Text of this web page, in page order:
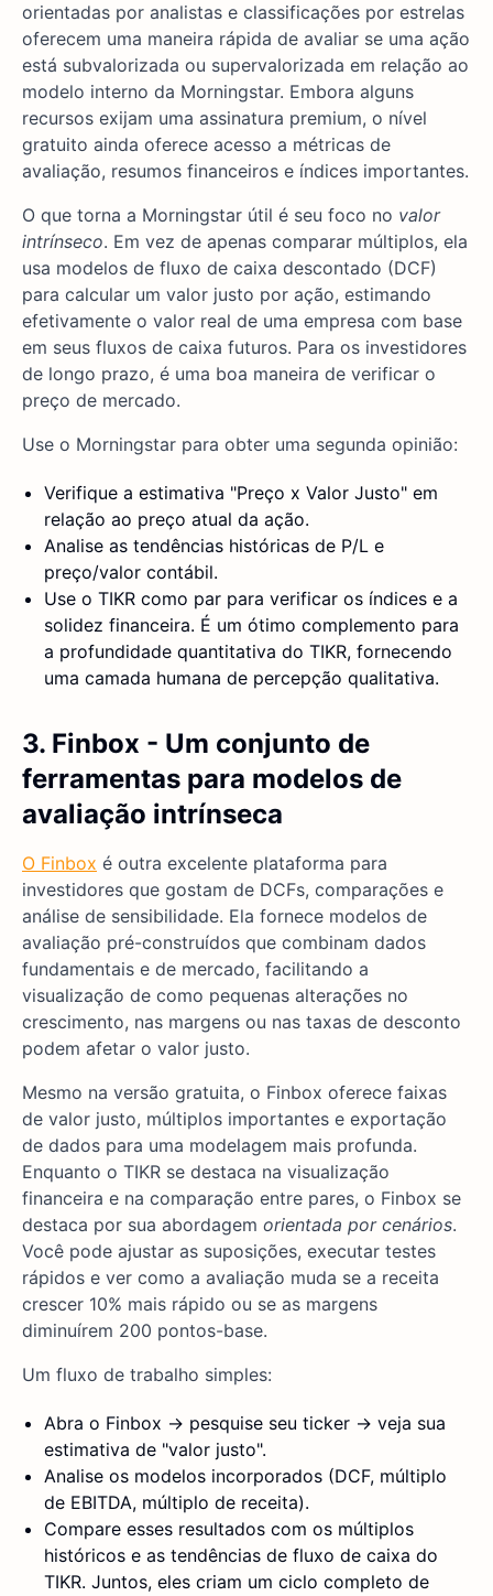
orientadas por analistas e classificações por estrelas
oferecem uma maneira rápida de avaliar se uma ação
está subvalorizada ou supervalorizada em relação ao
modelo interno da Morningstar. Embora alguns
recursos exijam uma assinatura premium, o nível
gratuito ainda oferece acesso a métricas de
avaliação, resumos financeiros e índices importantes.
O que torna a Morningstar útil é seu foco no valor
intrínseco. Em vez de apenas comparar múltiplos, ela
usa modelos de fluxo de caixa descontado (DCF)
para calcular um valor justo por ação, estimando
efetivamente o valor real de uma empresa com base
em seus fluxos de caixa futuros. Para os investidores
de longo prazo, é uma boa maneira de verificar o
preço de mercado.
Use o Morningstar para obter uma segunda opinião:
Verifique a estimativa "Preço x Valor Justo" em
relação ao preço atual da ação.
Analise as tendências históricas de P/L e
preço/valor contábil.
Use o TIKR como par para verificar os índices e a
solidez financeira. É um ótimo complemento para
a profundidade quantitativa do TIKR, fornecendo
uma camada humana de percepção qualitativa.
3. Finbox - Um conjunto de
ferramentas para modelos de
avaliação intrínseca
O Finbox é outra excelente plataforma para
investidores que gostam de DCFs, comparações e
análise de sensibilidade. Ela fornece modelos de
avaliação pré-construídos que combinam dados
fundamentais e de mercado, facilitando a
visualização de como pequenas alterações no
crescimento, nas margens ou nas taxas de desconto
podem afetar o valor justo.
Mesmo na versão gratuita, o Finbox oferece faixas
de valor justo, múltiplos importantes e exportação
de dados para uma modelagem mais profunda.
Enquanto o TIKR se destaca na visualização
financeira e na comparação entre pares, o Finbox se
destaca por sua abordagem orientada por cenários.
Você pode ajustar as suposições, executar testes
rápidos e ver como a avaliação muda se a receita
crescer 10% mais rápido ou se as margens
diminuírem 200 pontos-base.
Um fluxo de trabalho simples:
Abra o Finbox → pesquise seu ticker → veja sua
estimativa de "valor justo".
Analise os modelos incorporados (DCF, múltiplo
de EBITDA, múltiplo de receita).
Compare esses resultados com os múltiplos
históricos e as tendências de fluxo de caixa do
TIKR. Juntos, eles criam um ciclo completo de